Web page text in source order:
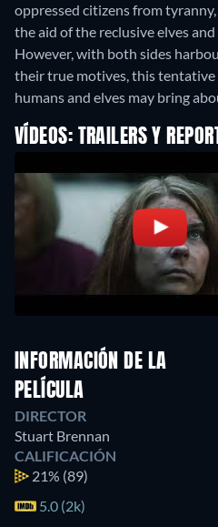
oppressed citizens from
the aid of the reclusive elves
However, with both sides
their true motives, this tentative
humans and elves may bring
VÍDEOS: TRAILERS Y
INFORMACIÓN DE LA
PELÍCULA
DIRECTOR
Stuart Brennan
CALIFICACIÓN
21% (89)
5.0 (2k)